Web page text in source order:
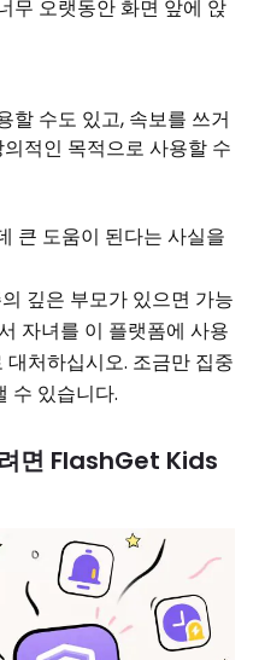
무 오랫동안 화면 앞에 앉
할 수도 있고, 속보를 쓰거
적인 목적으로 사용할 수
큰 도움이 된다는 사실을
깊은 부모가 있으면 가능
자녀를 이 플랫폼에 사용
처하십시오. 조금만 집중
수 있습니다.
면 FlashGet Kids